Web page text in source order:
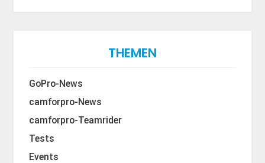
THEMEN
GoPro-News
camforpro-News
camforpro-Teamrider
Tests
Events